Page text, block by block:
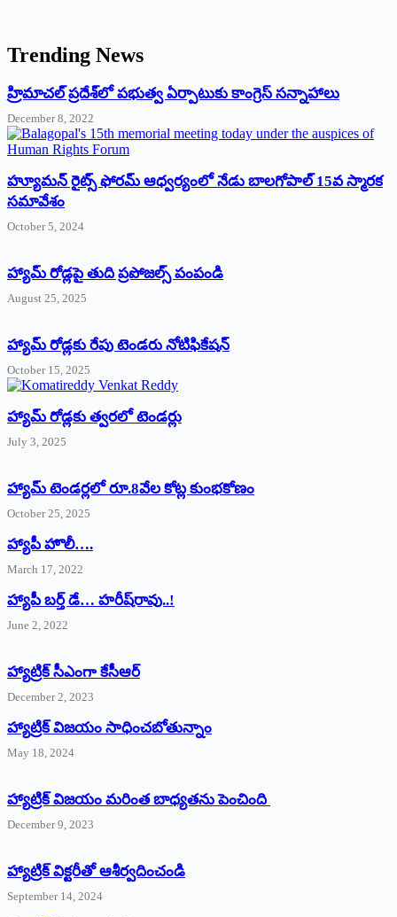
Trending News
‌హ్రిమాచల్‌ ‌ప్రదేశ్‌లో పభుత్వ ఏర్పాటుకు కాంగ్రెస్‌ ‌సన్నాహాలు
December 8, 2022
హ్యూమన్‌ రైట్స్‌ ఫోరమ్‌ ఆధ్వర్యంలో నేడు బాలగోపాల్‌ 15వ స్మారక
సమావేశం
October 5, 2024
హ్యామ్‌ రోడ్లపై తుది ప్రపోజల్స్‌ పంపండి
August 25, 2025
హ్యామ్‌ రోడ్లకు రేపు టెండరు నోటిఫికేషన్‌
October 15, 2025
హ్యామ్‌ రోడ్లకు త్వరలో టెండర్లు
July 3, 2025
హ్యామ్‌ ‌టెండర్లలో రూ.8వేల కోట్ల కుంభకోణం
October 25, 2025
హ్యాపీ హొలీ….
March 17, 2022
హ్యాపీ బర్త్ ‌డే… హరీష్‌రావు..!
June 2, 2022
హ్యాట్రిక్‌ ‌సీఎంగా కేసీఆర్‌
December 2, 2023
హ్యాట్రిక్‌ విజయం సాధించబోతున్నాం
May 18, 2024
హ్యాట్రిక్ విజయం మరింత బాధ్యతను పెంచింది
December 9, 2023
హ్యాట్రిక్‌ ‌విక్టరీతో ఆశీర్వదించండి
September 14, 2024